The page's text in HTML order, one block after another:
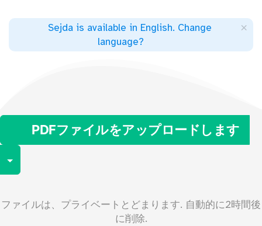
Sejda is available in English. Change
language?
×
PDFファイルをアップロードします
Toggle Dropdown
ファイルは、プライベートとどまります. 自動的に2時間後
に削除.